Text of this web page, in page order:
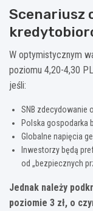
Scenariusz
W optymistycznym
poziomu 4,20-4,30
jeśli:
SNB zdecydowanie
Polska gospodarka
Globalne napięcia
Inwestorzy będą
od „bezpiecznych
Jednak należy
poziomie 3 zł, o